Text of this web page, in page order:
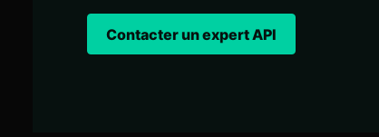
Contacter un expert API